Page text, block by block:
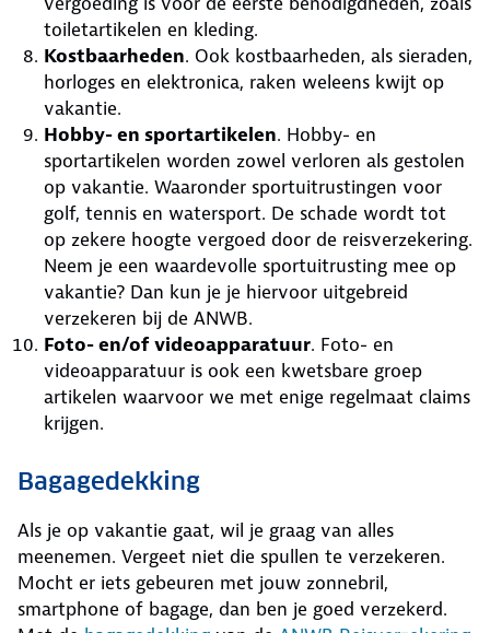
toiletartikelen en kleding.
Kostbaarheden. Ook kostbaarheden, als sieraden,
horloges en elektronica, raken weleens kwijt op
vakantie.
Hobby- en sportartikelen. Hobby- en
sportartikelen worden zowel verloren als gestolen
op vakantie. Waaronder sportuitrustingen voor
golf, tennis en watersport. De schade wordt tot
op zekere hoogte vergoed door de reisverzekering.
Neem je een waardevolle sportuitrusting mee op
vakantie? Dan kun je je hiervoor uitgebreid
verzekeren bij de ANWB.
Foto- en/of videoapparatuur. Foto- en
videoapparatuur is ook een kwetsbare groep
artikelen waarvoor we met enige regelmaat claims
krijgen.
Bagagedekking
Als je op vakantie gaat, wil je graag van alles
meenemen. Vergeet niet die spullen te verzekeren.
Mocht er iets gebeuren met jouw zonnebril,
smartphone of bagage, dan ben je goed verzekerd.